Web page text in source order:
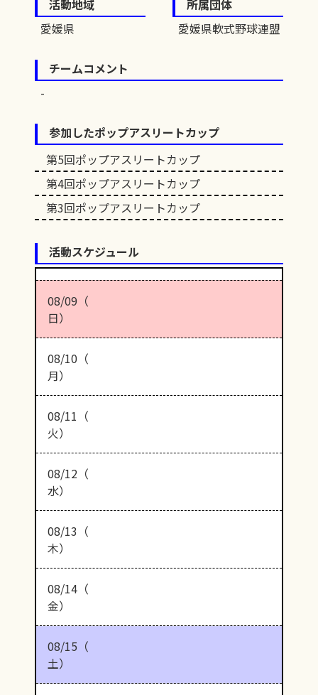
活動地域
愛媛県
所属団体
愛媛県軟式野球連盟
チームコメント
参加したポップアスリートカップ
第5回ポップアスリートカップ
第4回ポップアスリートカップ
第3回ポップアスリートカップ
活動スケジュール
08/09（
日）
08/10（
月）
08/11（
火）
08/12（
水）
08/13（
木）
08/14（
金）
08/15（
土）